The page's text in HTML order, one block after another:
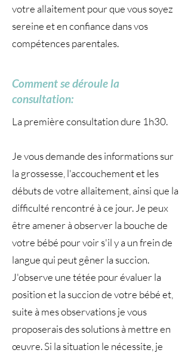
votre allaitement pour que vous soyez
sereine et en confiance dans vos
compétences parentales.
Comment se déroule la
consultation:
La première consultation dure 1h30.
Je vous demande des informations sur
la grossesse, l'accouchement et les
débuts de votre allaitement, ainsi que la
difficulté rencontré à ce jour. Je peux
être amener à observer la bouche de
votre bébé pour voir s'il y a un frein de
langue qui peut gêner la succion.
J'observe une tétée pour évaluer la
position et la succion de votre bébé et,
suite à mes observations je vous
proposerais des solutions à mettre en
œuvre. Si la situation le nécessite, je